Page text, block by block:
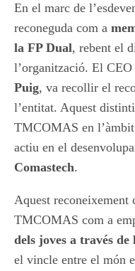
En el marc de
reconeguda com a
la FP Dual, rebent el
l’organització. El CEO
Puig, va recollir el
l’entitat. Aquest
TMCOMAS en
actiu en el
Comastech.
Aquest reconeixement
TMCOMAS com a
dels joves a través
el vincle entre el món